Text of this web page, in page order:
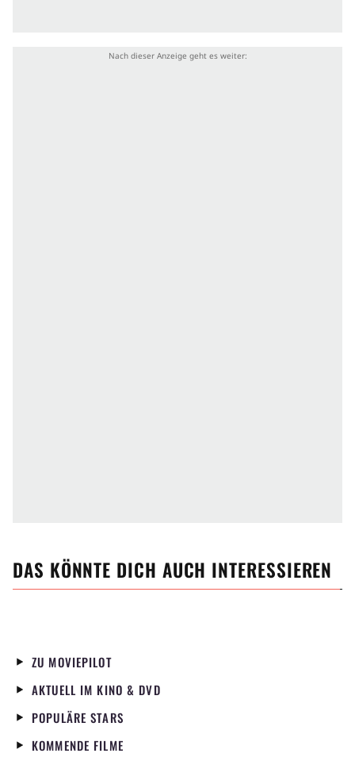
DAS KÖNNTE DICH AUCH INTERESSIEREN
ZU MOVIEPILOT
AKTUELL IM KINO & DVD
POPULÄRE STARS
KOMMENDE FILME